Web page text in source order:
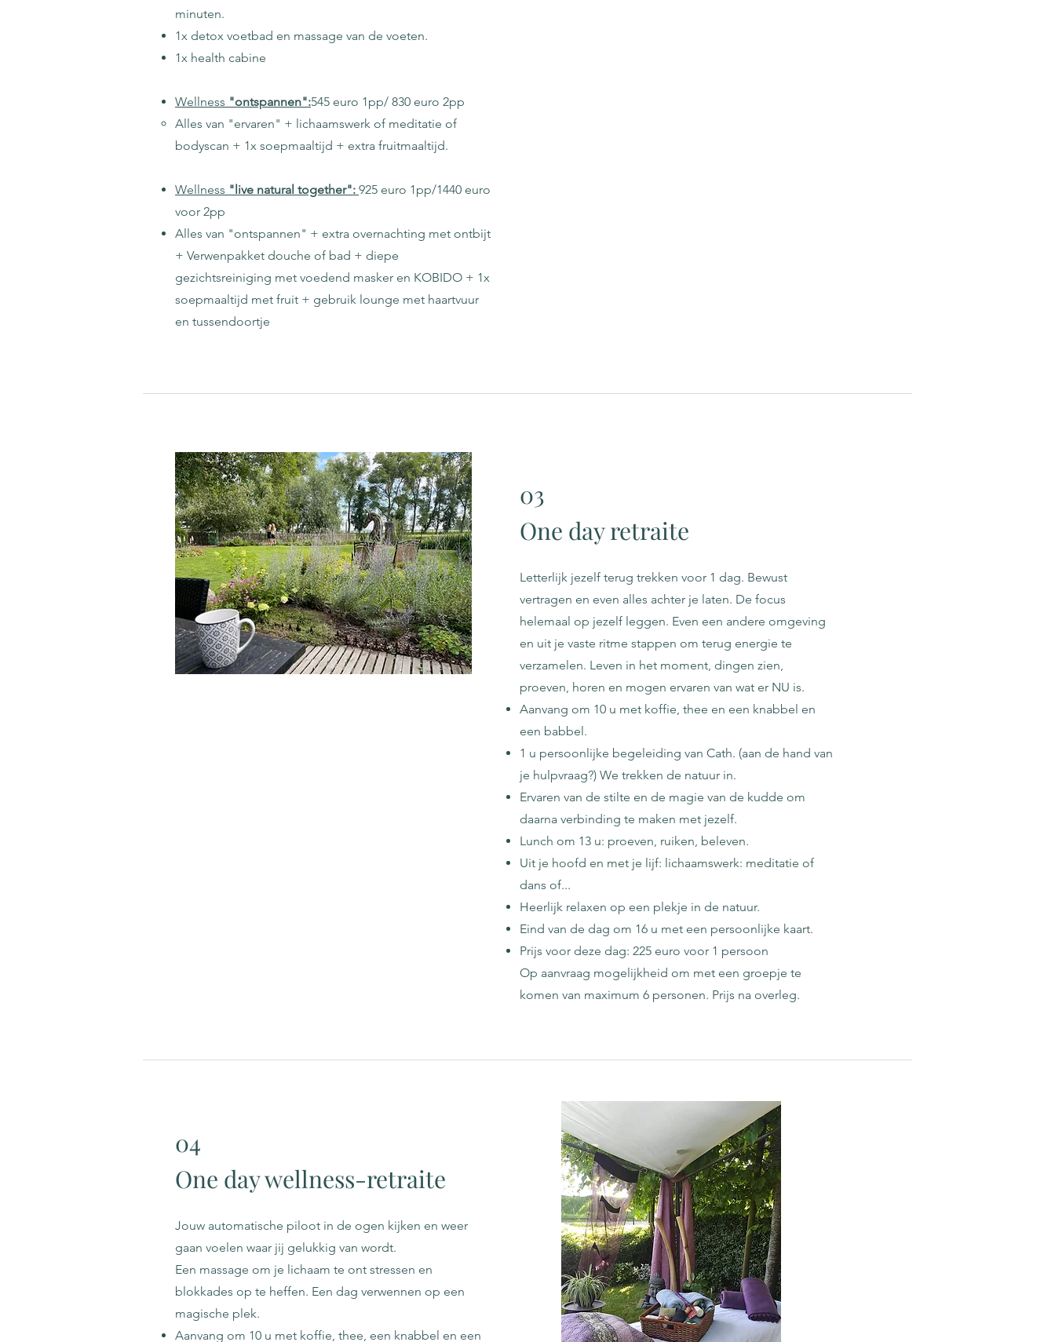
minuten.
1x detox voetbad en massage van de voeten.
1x health cabine
Wellness "ontspannen":545 euro 1pp/ 830 euro 2pp
Alles van "ervaren" + lichaamswerk of meditatie of
bodyscan + 1x soepmaaltijd + extra fruitmaaltijd.
Wellness "live natural together": 925 euro 1pp/1440 euro
voor 2pp
Alles van "ontspannen" + extra overnachting met ontbijt
+ Verwenpakket douche of bad + diepe
gezichtsreiniging met voedend masker en KOBIDO + 1x
soepmaaltijd met fruit + gebruik lounge met haartvuur
en tussendoortje
03
One day retraite
Letterlijk jezelf terug trekken voor 1 dag. Bewust
vertragen en even alles achter je laten. De focus
helemaal op jezelf leggen. Even een andere omgeving
en uit je vaste ritme stappen om terug energie te
verzamelen. Leven in het moment, dingen zien,
proeven, horen en mogen ervaren van wat er NU is.
Aanvang om 10 u met koffie, thee en een knabbel en
een babbel.
1 u persoonlijke begeleiding van Cath. (aan de hand van
je hulpvraag?) We trekken de natuur in.
Ervaren van de stilte en de magie van de kudde om
daarna verbinding te maken met jezelf.
Lunch om 13 u: proeven, ruiken, beleven.
Uit je hoofd en met je lijf: lichaamswerk: meditatie of
dans of...
Heerlijk relaxen op een plekje in de natuur.
Eind van de dag om 16 u met een persoonlijke kaart.
Prijs voor deze dag: 225 euro voor 1 persoon
Op aanvraag mogelijkheid om met een groepje te
komen van maximum 6 personen. Prijs na overleg.
04
One day wellness-retraite
Jouw automatische piloot in de ogen kijken en weer
gaan voelen waar jij gelukkig van wordt.
Een massage om je lichaam te ont stressen en
blokkades op te heffen. Een dag verwennen op een
magische plek.
Aanvang om 10 u met koffie, thee, een knabbel en een